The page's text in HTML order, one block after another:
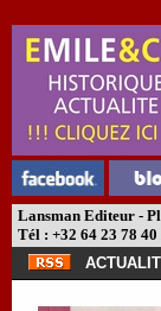
Lansman Editeur -
Tél : +32 64 23 78